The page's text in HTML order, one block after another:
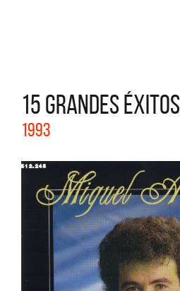
15 GRANDES ÉXITOS
1993